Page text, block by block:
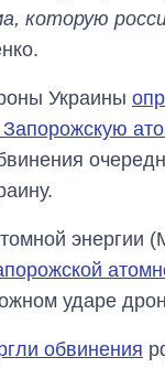
которую
Украины
энергии
ударе
обвинения